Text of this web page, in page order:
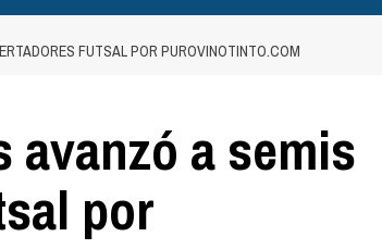
FUTSAL POR PUROVINOTINTO.COM
avanzó a semis
por